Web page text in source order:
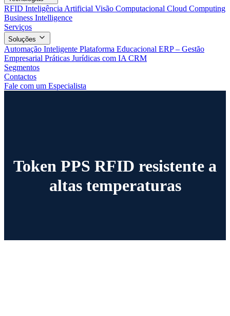
RFID Inteligência Artificial Visão Computacional Cloud Computing
Business Intelligence
Serviços
Soluções
Automação Inteligente Plataforma Educacional ERP – Gestão
Empresarial Práticas Jurídicas com IA CRM
Segmentos
Contactos
Fale com um Especialista
Token PPS RFID resistente a
altas temperaturas